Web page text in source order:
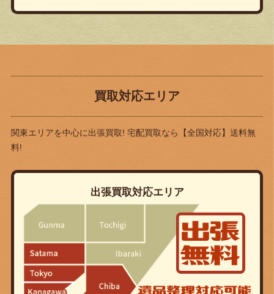
買取対応エリア
関東エリアを中心に出張買取! 宅配買取なら
【全国対応】送料無
料!
出張買取対応エリア